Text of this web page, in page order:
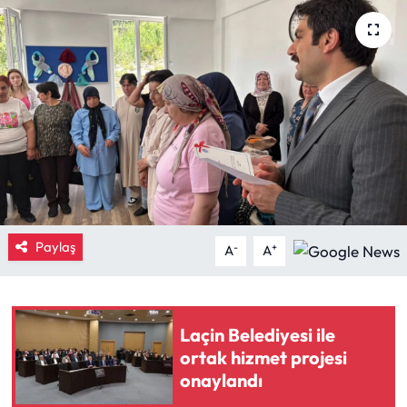
Paylaş A- A+
Laçin Belediyesi ile
ortak hizmet projesi
onaylandı
Ekonomi
Güncel
İskilip Haberleri
Kargı Haberleri
Kimdir?
Kültür Sanat
Laçin Haberleri
Magazin